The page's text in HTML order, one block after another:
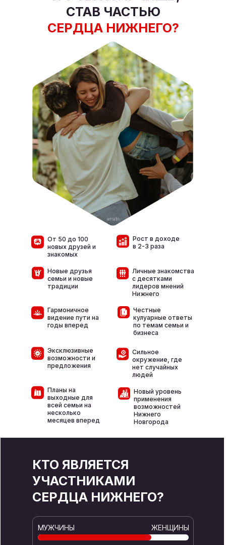
СТАВ ЧАСТЬЮ
СЕРДЦА НИЖНЕГО?
Рост в доходе
в 2-3 раза
От 50 до 100
новых друзей и
знакомых
Гармоничное
видение пути на
годы вперед
Эксклюзивные
возможности и
предложения
Планы на
выходные для
всей семьи на
несколько
месяцев вперед
Личные знакомства
с десятками
лидеров мнений
Нижнего
Новые друзья
семьи и новые
традиции
Честные
кулуарные ответы
по темам семьи и
бизнеса
Новый уровень
применения
возможностей
Нижнего
Новгорода
Сильное
окружение, где
нет случайных
людей
КТО ЯВЛЯЕТСЯ
УЧАСТНИКАМИ
СЕРДЦА НИЖНЕГО?
МУЖЧИНЫ ЖЕНЩИНЫ